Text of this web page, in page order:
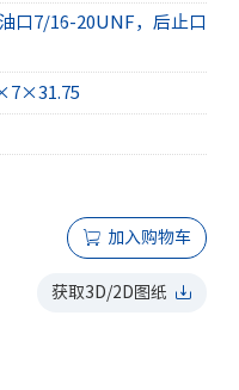
口7/16-20UNF，后止口
加入购物车
获取3D/2D图纸